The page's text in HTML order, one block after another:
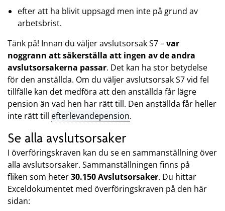
efter att ha blivit uppsagd men inte på grund av
arbetsbrist.
Tänk på! Innan du väljer avslutsorsak S7 –var
noggrann att säkerställa att ingen av de andra
avslutsorsakerna passar. Det kan ha stor betydelse
för den anställda. Om du väljer avslutsorsak S7 vid fel
tillfälle kan det medföra att den anställda får lägre
pension än vad hen har rätt till. Den anställda får heller
inte rätt till efterlevandepension.
Se alla avslutsorsaker
I överföringskraven kan du se en sammanställning över
alla avslutsorsaker. Sammanställningen finns på
fliken som heter30.150 Avslutsorsaker. Du hittar
Exceldokumentet med överföringskraven på den här
sidan: